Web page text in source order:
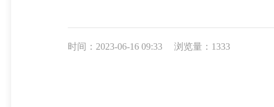
时间：2023-06-16 09:33 浏览量：1333